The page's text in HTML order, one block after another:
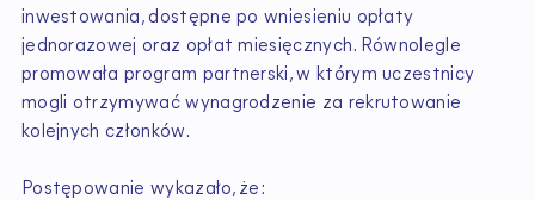
inwestowania, dostępne po wniesieniu opłaty
jednorazowej oraz opłat miesięcznych. Równolegle
promowała program partnerski, w którym uczestnicy
mogli otrzymywać wynagrodzenie za rekrutowanie
kolejnych członków.
Postępowanie wykazało, że: